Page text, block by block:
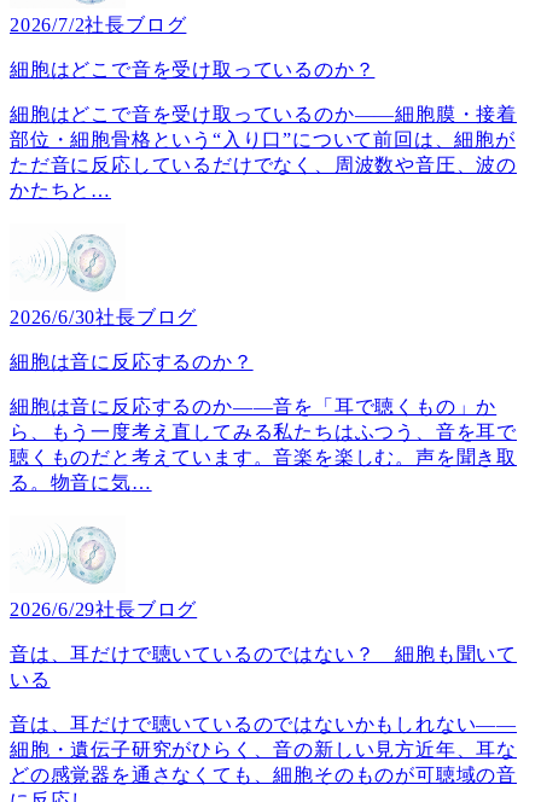
2026/7/2社長ブログ
細胞はどこで音を受け取っているのか？
細胞はどこで音を受け取っているのか――細胞膜・接着
部位・細胞骨格という“入り口”について前回は、細胞が
ただ音に反応しているだけでなく、周波数や音圧、波の
かたちと …
2026/6/30社長ブログ
細胞は音に反応するのか？
細胞は音に反応するのか――音を「耳で聴くもの」か
ら、もう一度考え直してみる私たちはふつう、音を耳で
聴くものだと考えています。音楽を楽しむ。声を聞き取
る。物音に気…
2026/6/29社長ブログ
音は、耳だけで聴いているのではない？ 細胞も聞いて
いる
音は、耳だけで聴いているのではないかもしれない――
細胞・遺伝子研究がひらく、音の新しい見方近年、耳な
どの感覚器を通さなくても、細胞そのものが可聴域の音